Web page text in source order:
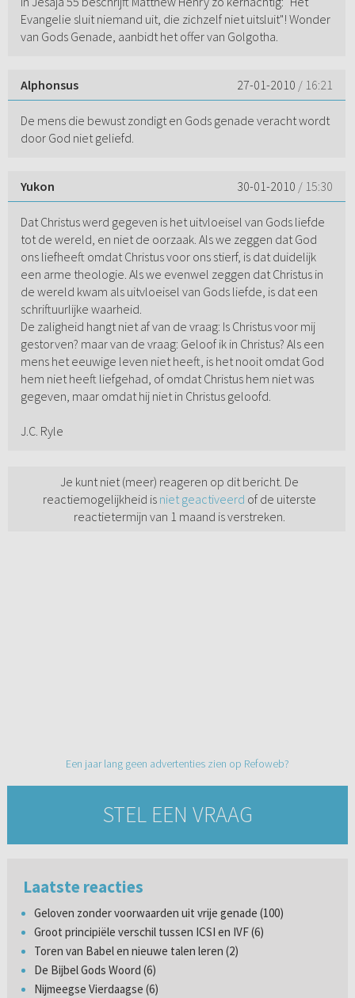
Evangelie sluit niemand uit, die zichzelf niet uitsluit"! Wonder
van Gods Genade, aanbidt het offer van Golgotha.
Alphonsus 27-01-2010 / 16:21
De mens die bewust zondigt en Gods genade veracht wordt
door God niet geliefd.
Yukon 30-01-2010 / 15:30
Dat Christus werd gegeven is het uitvloeisel van Gods liefde
tot de wereld, en niet de oorzaak. Als we zeggen dat God
ons liefheeft omdat Christus voor ons stierf, is dat duidelijk
een arme theologie. Als we evenwel zeggen dat Christus in
de wereld kwam als uitvloeisel van Gods liefde, is dat een
schriftuurlijke waarheid.
De zaligheid hangt niet af van de vraag: Is Christus voor mij
gestorven? maar van de vraag: Geloof ik in Christus? Als een
mens het eeuwige leven niet heeft, is het nooit omdat God
hem niet heeft liefgehad, of omdat Christus hem niet was
gegeven, maar omdat hij niet in Christus geloofd.
J.C. Ryle
Je kunt niet (meer) reageren op dit bericht. De
reactiemogelijkheid is niet geactiveerd of de uiterste
reactietermijn van 1 maand is verstreken.
Een jaar lang geen advertenties zien op Refoweb?
STEL EEN VRAAG
Laatste reacties
Geloven zonder voorwaarden uit vrije genade (100)
Groot principiële verschil tussen ICSI en IVF (6)
Toren van Babel en nieuwe talen leren (2)
De Bijbel Gods Woord (6)
Nijmeegse Vierdaagse (6)